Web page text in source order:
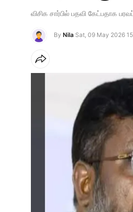
விசிக சார்பில் பதவி கேட்பதாக
By Nila Sat, 09 May 2026